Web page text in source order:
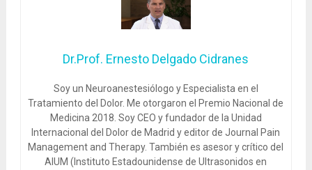
Dr.Prof. Ernesto Delgado Cidranes
Soy un Neuroanestesiólogo y Especialista en el
Tratamiento del Dolor. Me otorgaron el Premio Nacional de
Medicina 2018. Soy CEO y fundador de la Unidad
Internacional del Dolor de Madrid y editor de Journal Pain
Management and Therapy. También es asesor y crítico del
AIUM (Instituto Estadounidense de Ultrasonidos en